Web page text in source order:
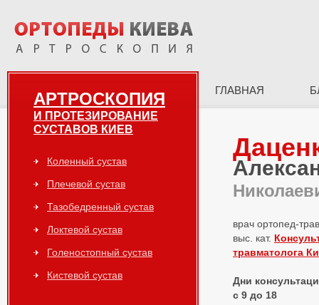
ГЛАВНАЯ
АРТРОСКОПИЯ
И ПРОТЕЗИРОВАНИЕ
СУСТАВОВ КИЕВ
Коленный сустав
Плечевой сустав
Тазобедренный сустав
Локтевой сустав
Голеностопный сустав
Кистевой сустав
врач ортопед-
выс. кат.
травматолога
Дни
с 9 до 18